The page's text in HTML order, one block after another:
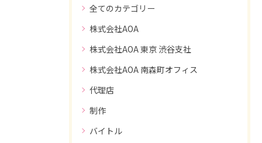
全てのカテゴリー
株式会社AOA
株式会社AOA 東京 渋谷支社
株式会社AOA 南森町オフィス
代理店
制作
バイトル